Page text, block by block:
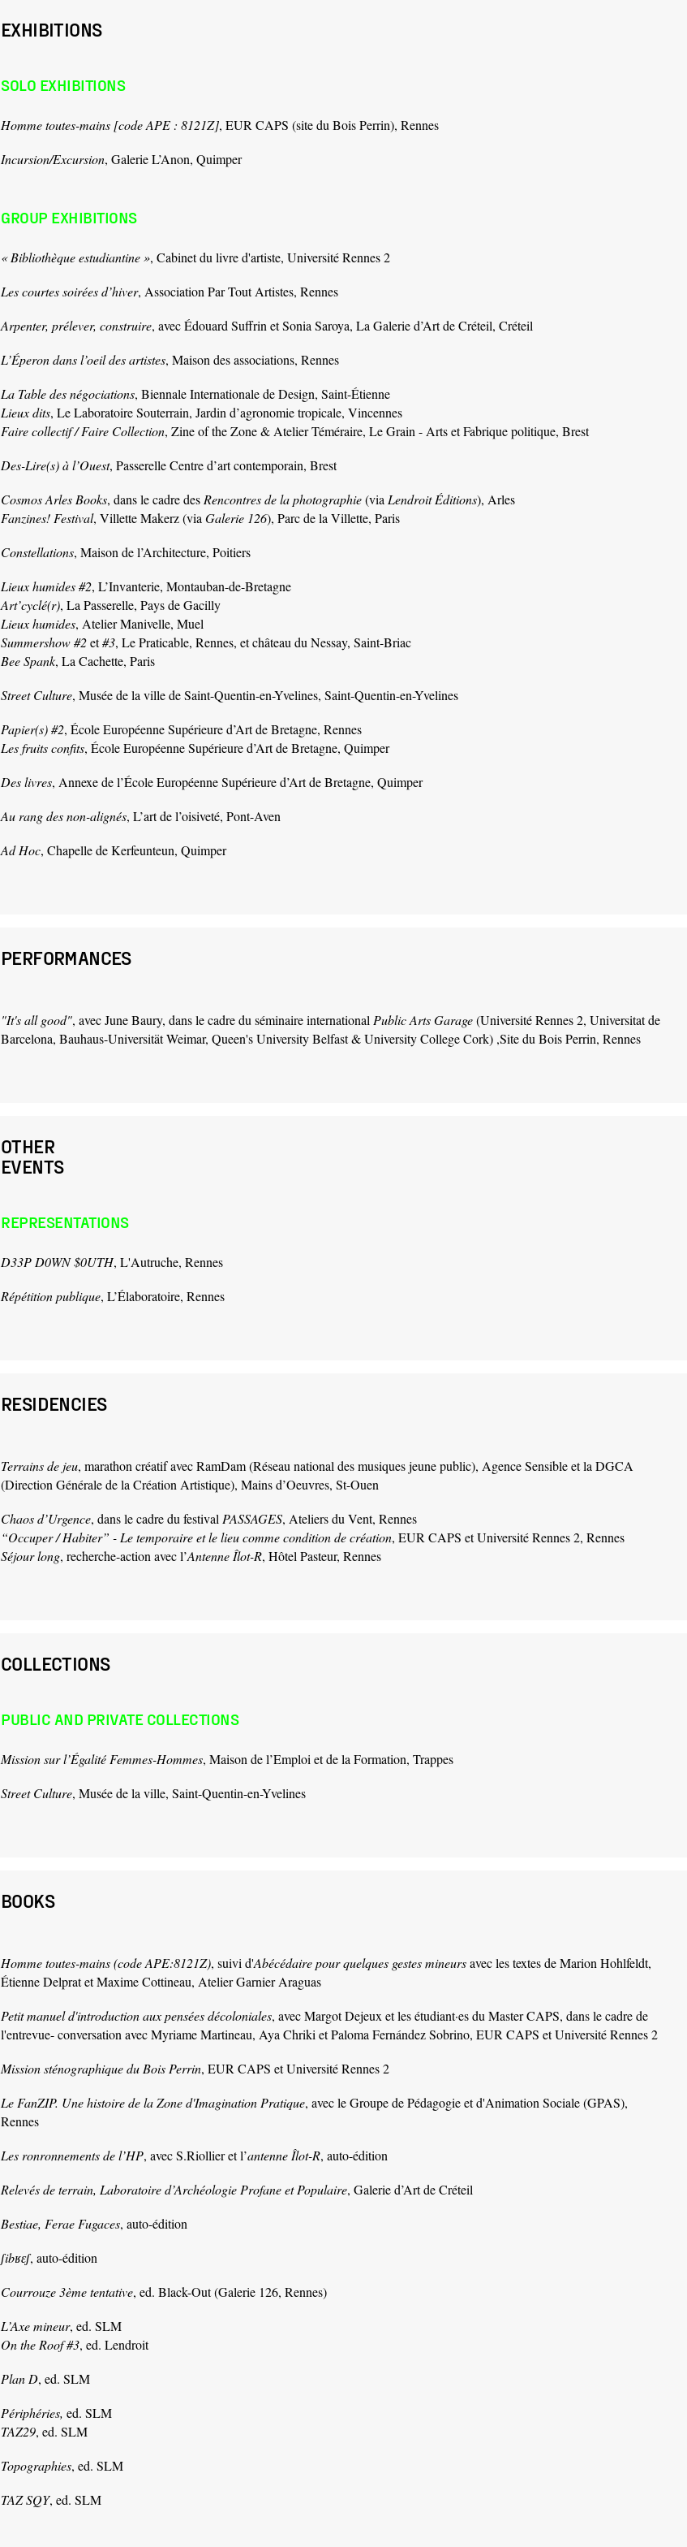
EXHIBITIONS
SOLO EXHIBITIONS
Homme toutes-mains [code APE : 8121Z], EUR CAPS (site du Bois Perrin), Rennes
Incursion/Excursion, Galerie L’Anon, Quimper
GROUP EXHIBITIONS
« Bibliothèque estudiantine », Cabinet du livre d'artiste, Université Rennes 2
Les courtes soirées d’hiver, Association Par Tout Artistes, Rennes
Arpenter, prélever, construire, avec Édouard Suffrin et Sonia Saroya, La Galerie d’Art de Créteil, Créteil
L’Éperon dans l’oeil des artistes, Maison des associations, Rennes
La Table des négociations, Biennale Internationale de Design, Saint-Étienne
Lieux dits, Le Laboratoire Souterrain, Jardin d’agronomie tropicale, Vincennes
Faire collectif / Faire Collection, Zine of the Zone & Atelier Téméraire, Le Grain - Arts et Fabrique politique, Brest
Des-Lire(s) à l’Ouest, Passerelle Centre d’art contemporain, Brest
Cosmos Arles Books, dans le cadre des Rencontres de la photographie(via Lendroit Éditions), Arles
Fanzines! Festival, Villette Makerz (via Galerie 126), Parc de la Villette, Paris
Constellations, Maison de l’Architecture, Poitiers
Lieux humides #2, L’Invanterie, Montauban-de-Bretagne
Art’cyclé(r), La Passerelle, Pays de Gacilly
Lieux humides, Atelier Manivelle, Muel
Summershow #2et#3, Le Praticable, Rennes, et château du Nessay, Saint-Briac
Bee Spank, La Cachette, Paris
Street Culture, Musée de la ville de Saint-Quentin-en-Yvelines, Saint-Quentin-en-Yvelines
Papier(s) #2, École Européenne Supérieure d’Art de Bretagne, Rennes
Les fruits confits, École Européenne Supérieure d’Art de Bretagne, Quimper
Des livres, Annexe de l’École Européenne Supérieure d’Art de Bretagne, Quimper
Au rang des non-alignés, L’art de l’oisiveté, Pont-Aven
Ad Hoc, Chapelle de Kerfeunteun, Quimper
PERFORMANCES
"It's all good", avec June Baury, dans le cadre du séminaire international Public Arts Garage(Université Rennes 2, Universitat de
Barcelona, Bauhaus-Universität Weimar, Queen's University Belfast & University College Cork) ,Site du Bois Perrin, Rennes
OTHER
EVENTS
REPRESENTATIONS
D33P D0WN $0UTH, L'Autruche, Rennes
Répétition publique, L’Élaboratoire, Rennes
RESIDENCIES
Terrains de jeu, marathon créatif avec RamDam (Réseau national des musiques jeune public), Agence Sensible et la DGCA
(Direction Générale de la Création Artistique), Mains d’Oeuvres, St-Ouen
Chaos d’Urgence, dans le cadre du festival PASSAGES, Ateliers du Vent, Rennes
“Occuper / Habiter” - Le temporaire et le lieu comme condition de création, EUR CAPS et Université Rennes 2, Rennes
Séjour long, recherche-action avec l’Antenne Îlot-R, Hôtel Pasteur, Rennes
COLLECTIONS
PUBLIC AND PRIVATE COLLECTIONS
Mission sur l’Égalité Femmes-Hommes, Maison de l’Emploi et de la Formation, Trappes
Street Culture, Musée de la ville, Saint-Quentin-en-Yvelines
BOOKS
Homme toutes-mains (code APE:8121Z), suivi d'Abécédaire pour quelques gestes mineursavec les textes de Marion Hohlfeldt,
Étienne Delprat et Maxime Cottineau, Atelier Garnier Araguas
Petit manuel d'introduction aux pensées décoloniales, avec Margot Dejeux et les étudiant·es du Master CAPS, dans le cadre de
l'entrevue- conversation avec Myriame Martineau, Aya Chriki et Paloma Fernández Sobrino, EUR CAPS et Université Rennes 2
Mission sténographique du Bois Perrin, EUR CAPS et Université Rennes 2
Le FanZIP. Une histoire de la Zone d'Imagination Pratique, avec le Groupe de Pédagogie et d'Animation Sociale (GPAS),
Rennes
Les ronronnements de l’HP, avec S.Riollier et l’antenne Îlot-R, auto-édition
Relevés de terrain, Laboratoire d’Archéologie Profane et Populaire, Galerie d’Art de Créteil
Bestiae, Ferae Fugaces, auto-édition
ʃibʁɛʃ, auto-édition
Courrouze 3ème tentative, ed. Black-Out (Galerie 126, Rennes)
L’Axe mineur, ed. SLM
On the Roof #3, ed. Lendroit
Plan D, ed. SLM
Périphéries, ed. SLM
TAZ29, ed. SLM
Topographies, ed. SLM
TAZ SQY, ed. SLM